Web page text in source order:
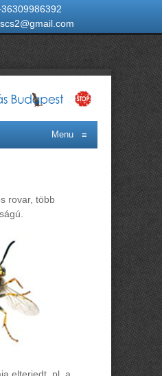
Menu ≡
rovar, több